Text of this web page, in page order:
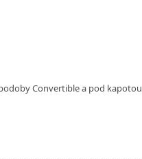
Convertible a pod kapotou